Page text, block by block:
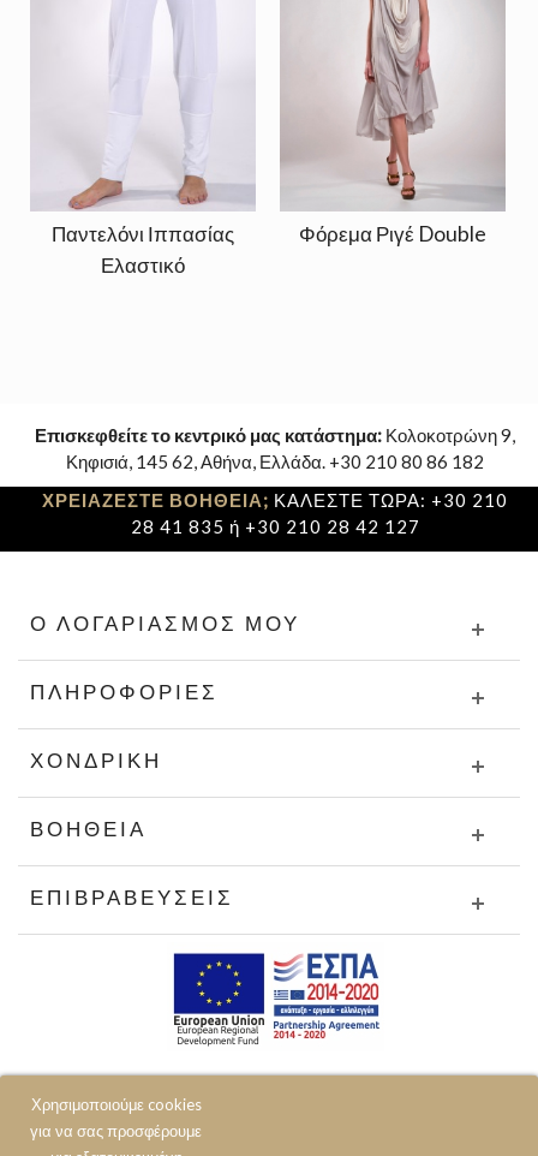
Χρησιμοποιούμε cookies
για να σας προσφέρουμε
Παντελόνι Ιππασίας
Ελαστικό
Φόρεμα Ριγέ Double
Επισκεφθείτε το κεντρικό μας κατάστημα: Κολοκοτρώνη 9,
Κηφισιά, 145 62, Αθήνα, Ελλάδα. +30 210 80 86 182
ΧΡΕΙΑΖΕΣΤΕ ΒΟΗΘΕΙΑ; ΚΑΛΕΣΤΕ ΤΩΡΑ: +30 210
28 41 835 ή +30 210 28 42 127
Ο ΛΟΓΑΡΙΑΣΜΌΣ ΜΟΥ
ΠΛΗΡΟΦΟΡΊΕΣ
ΧΟΝΔΡΙΚΉ
ΒΟΉΘΕΙΑ
ΕΠΙΒΡΑΒΕΎΣΕΙΣ